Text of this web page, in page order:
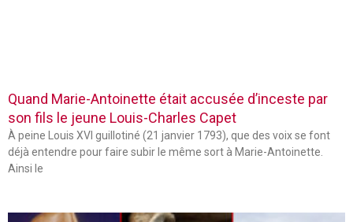
Quand Marie-Antoinette était accusée d’inceste par
son fils le jeune Louis-Charles Capet
À peine Louis XVI guillotiné (21 janvier 1793), que des voix se font
déjà entendre pour faire subir le même sort à Marie-Antoinette.
Ainsi le